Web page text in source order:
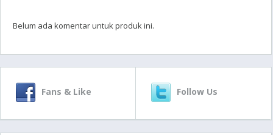
Belum ada komentar untuk produk ini.
Fans & Like Follow Us